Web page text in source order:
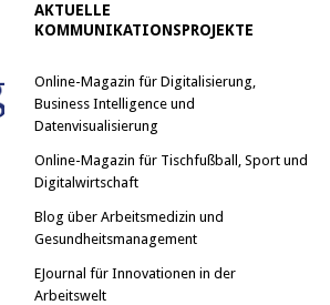
AKTUELLE
KOMMUNIKATIONSPROJEKTE
Online-Magazin für Digitalisierung,
Business Intelligence und
Datenvisualisierung
Online-Magazin für Tischfußball, Sport und
Digitalwirtschaft
Blog über Arbeitsmedizin und
Gesundheitsmanagement
EJournal für Innovationen in der
Arbeitswelt